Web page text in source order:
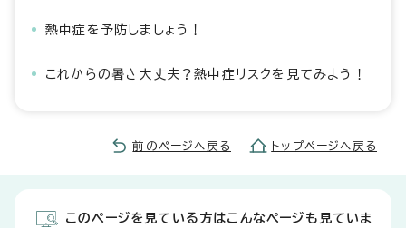
熱中症を予防しましょう！
これからの暑さ大丈夫？熱中症リスクを見てみよう！
前のページへ戻る トップページへ戻る
このページを見ている方はこんなページも見ていま